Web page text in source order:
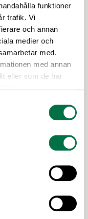
funktioner
trafik. Vi
och annan
medier och
med.
med annan
eller som de har
år så vill 9 av 10
produktionen
hindret är
har svårare att
nationell